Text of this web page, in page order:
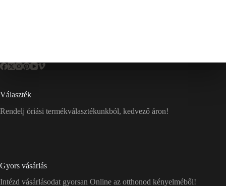
Választék
Rendelj óriási termékválasztékunkból, kedvező áron!
Gyors vásárlás
Intézd vásárlásodat gyorsan Online az otthonod kényelméből!